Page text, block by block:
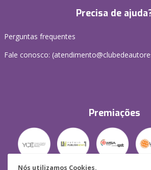
Nós utilizamos Cookies.
Precisa de
Perguntas frequentes
Fale conosco: (
Premiações